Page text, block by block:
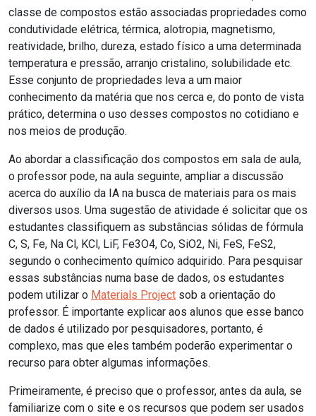
classe de compostos estão associadas propriedades como
condutividade elétrica, térmica, alotropia, magnetismo,
reatividade, brilho, dureza, estado físico a uma determinada
temperatura e pressão, arranjo cristalino, solubilidade etc.
Esse conjunto de propriedades leva a um maior
conhecimento da matéria que nos cerca e, do ponto de vista
prático, determina o uso desses compostos no cotidiano e
nos meios de produção.
Ao abordar a classificação dos compostos em sala de aula,
o professor pode, na aula seguinte, ampliar a discussão
acerca do auxílio da IA na busca de materiais para os mais
diversos usos. Uma sugestão de atividade é solicitar que os
estudantes classifiquem as substâncias sólidas de fórmula
C, S, Fe, Na Cl, KCl, LiF, Fe3O4, Co, SiO2, Ni, FeS, FeS2,
segundo o conhecimento químico adquirido. Para pesquisar
essas substâncias numa base de dados, os estudantes
podem utilizar o Materials Project sob a orientação do
professor. É importante explicar aos alunos que esse banco
de dados é utilizado por pesquisadores, portanto, é
complexo, mas que eles também poderão experimentar o
recurso para obter algumas informações.
Primeiramente, é preciso que o professor, antes da aula, se
familiarize com o site e os recursos que podem ser usados